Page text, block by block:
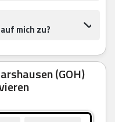
mich zu?
(GOH)